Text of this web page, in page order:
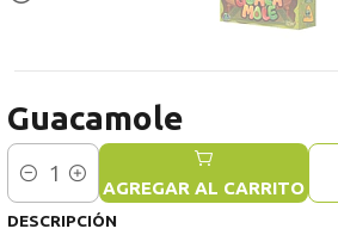
Guacamole
Cantidad AGREGAR AL CARRITO
DESCRIPCIÓN